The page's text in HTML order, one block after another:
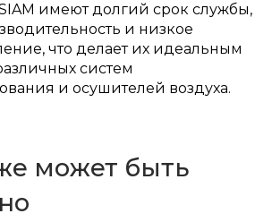
имеют долгий срок службы,
и низкое
что делает их идеальным
систем
и осушителей воздуха.
может быть